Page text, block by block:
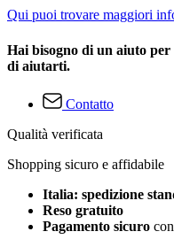
Qui puoi trovare maggiori
Hai bisogno di un aiuto
di aiutarti.
Contatto
Qualità verificata
Shopping sicuro e affidabile
Italia: spedizione
Reso gratuito
Pagamento sicuro